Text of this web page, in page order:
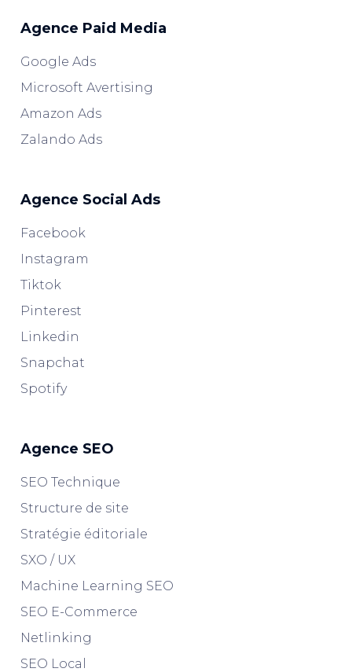
Agence Paid Media
Google Ads
Microsoft Avertising
Amazon Ads
Zalando Ads
Agence Social Ads
Facebook
Instagram
Tiktok
Pinterest
Linkedin
Snapchat
Spotify
Agence SEO
SEO Technique
Structure de site
Stratégie éditoriale
SXO / UX
Machine Learning SEO
SEO E-Commerce
Netlinking
SEO Local